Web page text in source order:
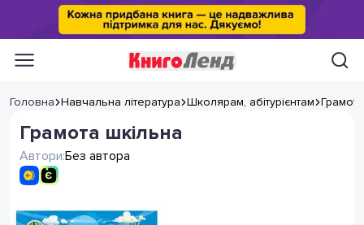
Головна Навчальна література Школярам, абітурієнтам
Грамота шкільна
Автори:Без автора